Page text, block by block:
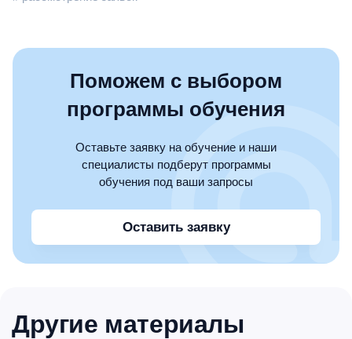
Поможем с выбором
программы обучения
Оставьте заявку на обучение и наши
специалисты подберут программы
обучения под ваши запросы
Оставить заявку
Другие материалы